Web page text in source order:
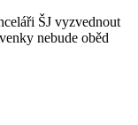
ŠJ vyzvednout
nebude oběd